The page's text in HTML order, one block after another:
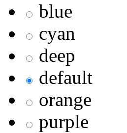
blue
cyan
deep
default
orange
purple